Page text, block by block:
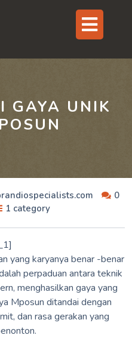
GAYA UNIK
0
1 category
yang karyanya benar -benar
perpaduan antara teknik
menghasilkan gaya yang
Mposun ditandai dengan
dan rasa gerakan yang